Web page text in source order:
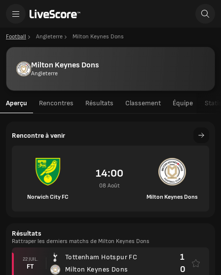
Football Angleterre Milton Keynes Dons
Milton Keynes Dons
Angleterre
Aperçu Rencontres Résultats Classement Équipe
Rencontre à venir
Norwich City FC
14:00
08 Août
Milton Keynes Dons
Résultats
Rattraper les derniers matchs de Milton Keynes Dons
22 JUIL.
FT
Tottenham Hotspur FC
Milton Keynes Dons
1
0